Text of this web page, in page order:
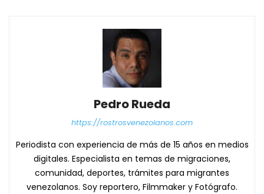
Pedro Rueda
https://rostrosvenezolanos.com
Periodista con experiencia de más de 15 años en medios
digitales. Especialista en temas de migraciones,
comunidad, deportes, trámites para migrantes
venezolanos. Soy reportero, Filmmaker y Fotógrafo.